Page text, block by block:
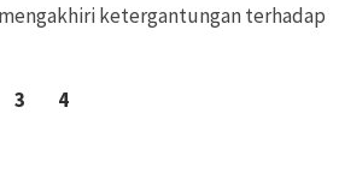
ketergantungan terhadap
3 4